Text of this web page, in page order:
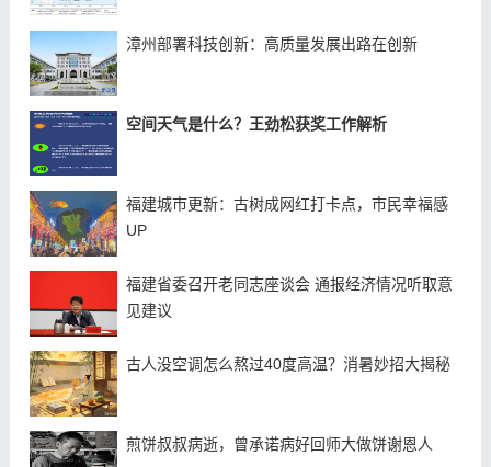
漳州部署科技创新：高质量发展出路在创新
空间天气是什么？王劲松获奖工作解析
福建城市更新：古树成网红打卡点，市民幸福感
UP
福建省委召开老同志座谈会 通报经济情况听取意
见建议
古人没空调怎么熬过40度高温？消暑妙招大揭秘
煎饼叔叔病逝，曾承诺病好回师大做饼谢恩人